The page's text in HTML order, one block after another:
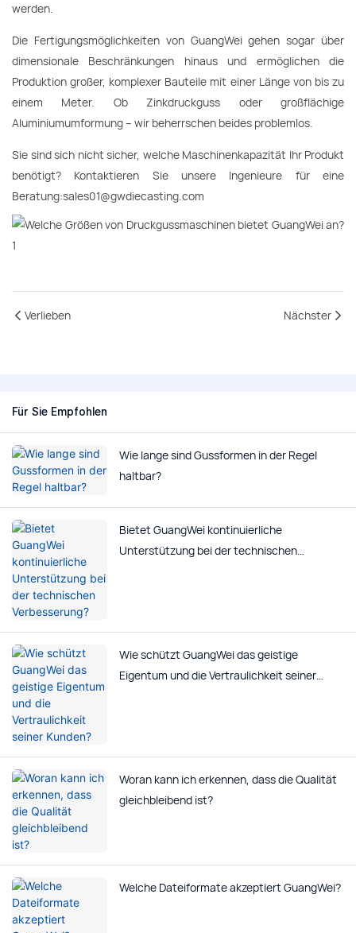
werden.
Die Fertigungsmöglichkeiten von GuangWei gehen sogar über
dimensionale Beschränkungen hinaus und ermöglichen die
Produktion großer, komplexer Bauteile mit einer Länge von bis zu
einem Meter. Ob Zinkdruckguss oder großflächige
Aluminiumumformung – wir beherrschen beides problemlos.
Sie sind sich nicht sicher, welche Maschinenkapazität Ihr Produkt
benötigt? Kontaktieren Sie unsere Ingenieure für eine
Beratung:sales01@gwdiecasting.com
Verlieben Nächster
Für Sie Empfohlen
Wie lange sind Gussformen in der Regel
haltbar?
Bietet GuangWei kontinuierliche
Unterstützung bei der technischen
Wie schützt GuangWei das geistige
Eigentum und die Vertraulichkeit seiner
Woran kann ich erkennen, dass die Qualität
gleichbleibend ist?
Welche Dateiformate akzeptiert GuangWei?